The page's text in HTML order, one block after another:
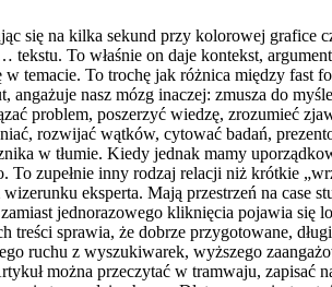
się na kilka sekund przy kolorowej grafice
To właśnie on daje kontekst,
temacie. To trochę jak różnica między fast
nasz mózg inaczej: zmusza do
problem, poszerzyć wiedzę, zrozumieć
rozwijać wątków, cytować badań,
w tłumie. Kiedy jednak mamy
zupełnie inny rodzaj relacji niż krótkie
eksperta. Mają przestrzeń na case
jednorazowego kliknięcia pojawia się
treści sprawia, że dobrze przygotowane,
ruchu z wyszukiwarek, wyższego
można przeczytać w tramwaju, zapisać